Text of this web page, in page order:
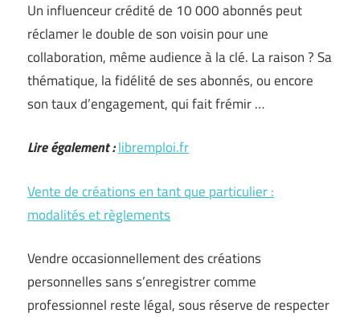
Un influenceur crédité de 10 000 abonnés peut
réclamer le double de son voisin pour une
collaboration, même audience à la clé. La raison ? Sa
thématique, la fidélité de ses abonnés, ou encore
son taux d’engagement, qui fait frémir …
Lire également :libremploi.fr
Vente de créations en tant que particulier :
modalités et règlements
Vendre occasionnellement des créations
personnelles sans s’enregistrer comme
professionnel reste légal, sous réserve de respecter